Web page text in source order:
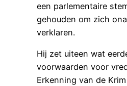
een parlementaire
gehouden om zich
verklaren.
Hij zet uiteen wat
voorwaarden voor
Erkenning van de